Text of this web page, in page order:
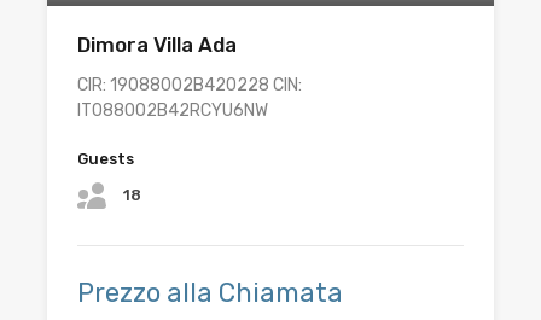
Dimora Villa Ada
CIR: 19088002B420228 CIN:
IT088002B42RCYU6NW
Guests
18
Prezzo alla Chiamata